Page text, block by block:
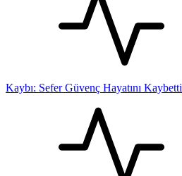
Kaybı: Sefer Güvenç Hayatını Kaybetti